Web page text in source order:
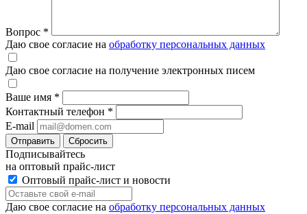
Вопрос *
Даю свое согласие на обработку персональных данных
Даю свое согласие на получение электронных писем
Ваше имя *
Контактный телефон *
E-mail
Отправить Сбросить
Подписывайтесь
на оптовый прайс-лист
Оптовый прайс-лист и новости
Даю свое согласие на обработку персональных данных